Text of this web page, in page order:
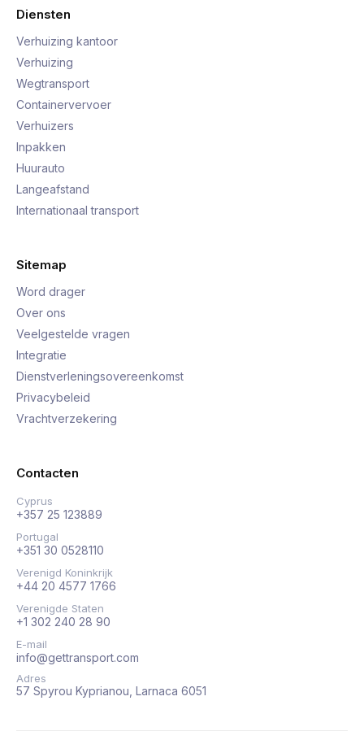
Diensten
Verhuizing kantoor
Verhuizing
Wegtransport
Containervervoer
Verhuizers
Inpakken
Huurauto
Langeafstand
Internationaal transport
Sitemap
Word drager
Over ons
Veelgestelde vragen
Integratie
Dienstverleningsovereenkomst
Privacybeleid
Vrachtverzekering
Contacten
Cyprus
+357 25 123889
Portugal
+351 30 0528110
Verenigd Koninkrijk
+44 20 4577 1766
Verenigde Staten
+1 302 240 28 90
E-mail
info@gettransport.com
Adres
57 Spyrou Kyprianou, Larnaca 6051